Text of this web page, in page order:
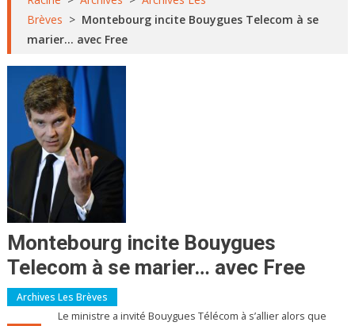
Brèves > Montebourg incite Bouygues Telecom à se
marier… avec Free
Montebourg incite Bouygues
Telecom à se marier… avec Free
Archives Les Brèves
Le ministre a invité Bouygues Télécom à s’allier alors que